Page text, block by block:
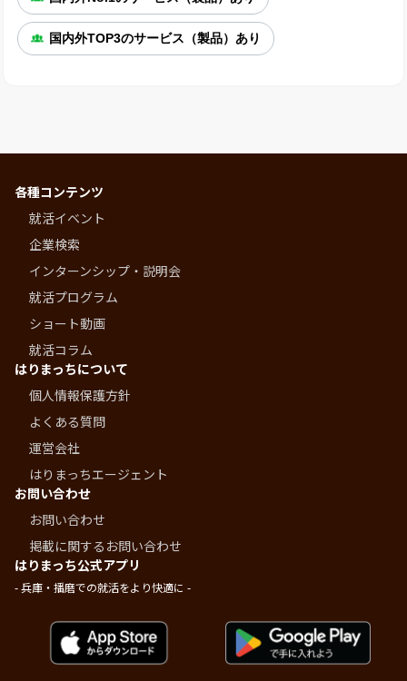
国内外TOP3のサービス（製品）あり
各種コンテンツ
就活イベント
企業検索
インターンシップ・説明会
就活プログラム
ショート動画
就活コラム
はりまっちについて
個人情報保護方針
よくある質問
運営会社
はりまっちエージェント
お問い合わせ
お問い合わせ
掲載に関するお問い合わせ
はりまっち公式アプリ
- 兵庫・播磨での就活をより快適に -